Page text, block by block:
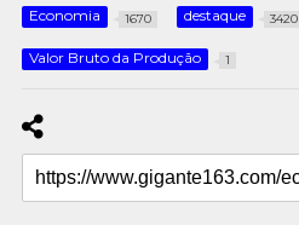
Economia 1670 destaque 3420
Valor Bruto da Produção 1